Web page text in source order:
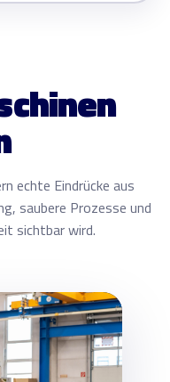
echte Eindrücke aus
saubere Prozesse und
sichtbar wird.